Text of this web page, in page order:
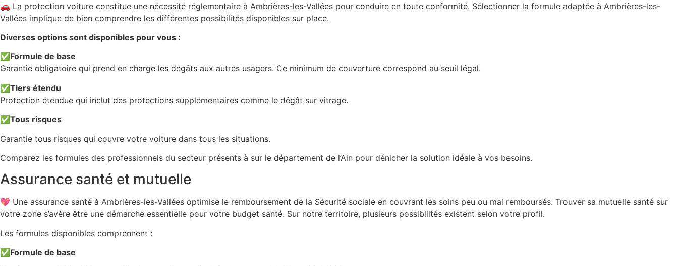
🚗 La protection voiture constitue une nécessité réglementaire à Ambrières-les-Vallées pour conduire en toute conformité. Sélectionner la formule adaptée à Ambrières-les-
Vallées implique de bien comprendre les différentes possibilités disponibles sur place.
Diverses options sont disponibles pour vous :
✅ Formule de base
Garantie obligatoire qui prend en charge les dégâts aux autres usagers. Ce minimum de couverture correspond au seuil légal.
✅Tiers étendu
Protection étendue qui inclut des protections supplémentaires comme le dégât sur vitrage.
✅Tous risques
Garantie tous risques qui couvre votre voiture dans tous les situations.
Comparez les formules des professionnels du secteur présents à sur le département de l’Ain pour dénicher la solution idéale à vos besoins.
Assurance santé et mutuelle
💖 Une assurance santé à Ambrières-les-Vallées optimise le remboursement de la Sécurité sociale en couvrant les soins peu ou mal remboursés. Trouver sa mutuelle santé sur
votre zone s’avère être une démarche essentielle pour votre budget santé. Sur notre territoire, plusieurs possibilités existent selon votre profil.
Les formules disponibles comprennent :
✅ Formule de base